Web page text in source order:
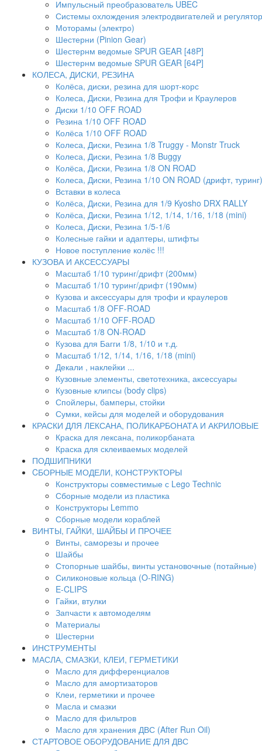
Импульсный преобразователь UBEC
Системы охлождения электродвигателей и
Моторамы (электро)
Шестерни (Pinion Gear)
Шестернм ведомые SPUR GEAR [48P]
Шестернм ведомые SPUR GEAR [64P]
КОЛЕСА, ДИСКИ, РЕЗИНА
Колёса, диски, резина для шорт-корс
Колеса, Диски, Резина для Трофи и Краулеров
Диски 1/10 OFF ROAD
Резина 1/10 OFF ROAD
Колёса 1/10 OFF ROAD
Колеса, Диски, Резина 1/8 Truggy - Monstr Truck
Колеса, Диски, Резина 1/8 Buggy
Колёса, Диски, Резина 1/8 ON ROAD
Колеса, Диски, Резина 1/10 ON ROAD (дрифт, туринг)
Вставки в колеса
Колёса, Диски, Резина для 1/9 Kyosho DRX RALLY
Колёса, Диски, Резина 1/12, 1/14, 1/16, 1/18 (mini)
Колеса, Диски, Резина 1/5-1/6
Колесные гайки и адаптеры, штифты
Новое поступление колёс !!!
КУЗОВА И АКСЕССУАРЫ
Масштаб 1/10 туринг/дрифт (200мм)
Масштаб 1/10 туринг/дрифт (190мм)
Кузова и аксессуары для трофи и краулеров
Масштаб 1/8 OFF-ROAD
Масштаб 1/10 OFF-ROAD
Масштаб 1/8 ON-ROAD
Кузова для Багги 1/8, 1/10 и т.д.
Масштаб 1/12, 1/14, 1/16, 1/18 (mini)
Декали , наклейки ...
Кузовные элементы, светотехника, аксессуары
Кузовные клипсы (body clips)
Спойлеры, бамперы, стойки
Сумки, кейсы для моделей и оборудования
КРАСКИ ДЛЯ ЛЕКСАНА, ПОЛИКАРБОНАТА И АКРИЛОВЫЕ
Краска для лексана, поликорбаната
Краска для склеиваемых моделей
ПОДШИПНИКИ
CБОРНЫЕ МОДЕЛИ, КОНСТРУКТОРЫ
Конструкторы совместимые с Lego Technic
Сборные модели из пластика
Конструкторы Lemmo
Сборные модели кораблей
ВИНТЫ, ГАЙКИ, ШАЙБЫ И ПРОЧЕЕ
Винты, саморезы и прочее
Шайбы
Стопорные шайбы, винты установочные (потайные)
Силиконовые кольца (O-RING)
E-CLIPS
Гайки, втулки
Запчасти к автомоделям
Материалы
Шестерни
ИНСТРУМЕНТЫ
МАСЛА, СМАЗКИ, КЛЕИ, ГЕРМЕТИКИ
Масло для дифференциалов
Масло для амортизаторов
Клеи, герметики и прочее
Масла и смазки
Масло для фильтров
Масло для хранения ДВС (After Run Oil)
СТАРТОВОЕ ОБОРУДОВАНИЕ ДЛЯ ДВС